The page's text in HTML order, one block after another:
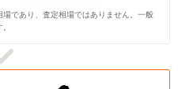
であり、査定相場ではありません。一般